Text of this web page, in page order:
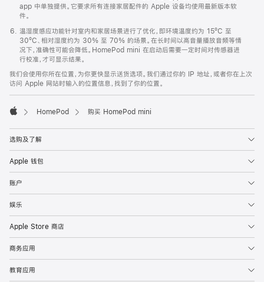
app 中单独提供。它要求所有连接家居配件的 Apple 设备均使用最新版本软
件。
温湿度感应功能针对室内和家居场景进行了优化，即环境温度约为 15ºC 至
30ºC、相对湿度约为 30% 至 70% 的场景。在长时间以高音量播放音频等情
况下，准确性可能会降低。HomePod mini 在启动后需要一定时间对传感器进
行校准，才可显示结果。
我们会使用你所在位置，为你更快显示送货选项。我们通过你的 IP 地址，或者你在上次
访问 Apple 网站时输入的位置信息，找到了你的位置。
HomePod 购买 HomePod mini
选购及了解
Apple 钱包
账户
娱乐
Apple Store 商店
商务应用
教育应用